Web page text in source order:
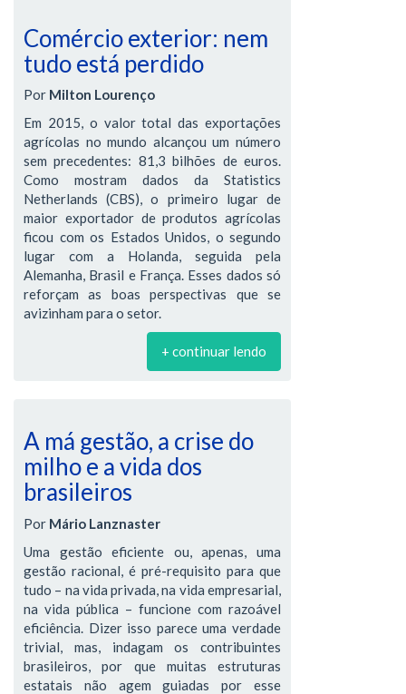
Comércio exterior: nem
tudo está perdido
Por Milton Lourenço
Em 2015, o valor total das exportações
agrícolas no mundo alcançou um número
sem precedentes: 81,3 bilhões de euros.
Como mostram dados da Statistics
Netherlands (CBS), o primeiro lugar de
maior exportador de produtos agrícolas
ficou com os Estados Unidos, o segundo
lugar com a Holanda, seguida pela
Alemanha, Brasil e França. Esses dados só
reforçam as boas perspectivas que se
avizinham para o setor.
+ continuar lendo
A má gestão, a crise do
milho e a vida dos
brasileiros
Por Mário Lanznaster
Uma gestão eficiente ou, apenas, uma
gestão racional, é pré-requisito para que
tudo – na vida privada, na vida empresarial,
na vida pública – funcione com razoável
eficiência. Dizer isso parece uma verdade
trivial, mas, indagam os contribuintes
brasileiros, por que muitas estruturas
estatais não agem guiadas por esse